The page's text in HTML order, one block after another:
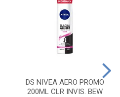
DS NIVEA AERO PROMO
200ML CLR INVIS. BEW